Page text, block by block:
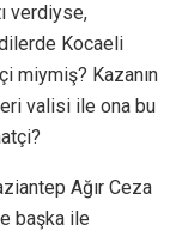
verdiyse,
Kocaeli
miymiş? Kazanın
valisi ile ona bu
Ağır Ceza
başka ile